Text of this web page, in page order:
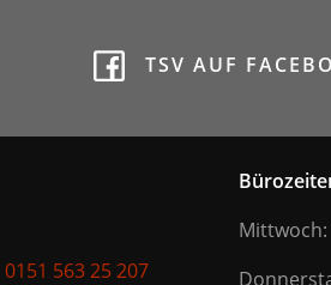
TSV AUF
0151 563 25 207
Mittwoch: